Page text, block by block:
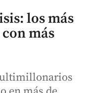
los más
más